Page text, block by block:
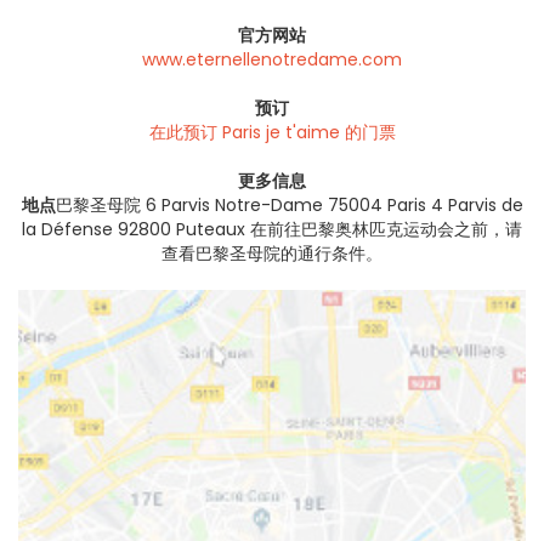
官方网站
www.eternellenotredame.com
预订
在此预订 Paris je t'aime 的门票
更多信息
地点巴黎圣母院 6 Parvis Notre-Dame 75004 Paris 4 Parvis de
la Défense 92800 Puteaux 在前往巴黎奥林匹克运动会之前，请
查看巴黎圣母院的通行条件。